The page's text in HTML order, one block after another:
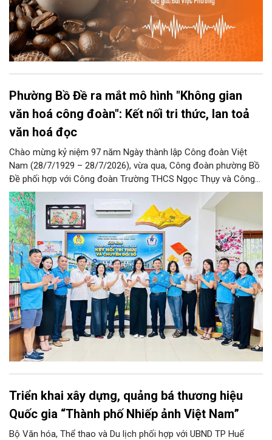
Phường Bồ Đề ra mắt mô hình "Không gian
văn hoá công đoàn": Kết nối tri thức, lan toả
văn hoá đọc
Chào mừng kỷ niệm 97 năm Ngày thành lập Công đoàn Việt
Nam (28/7/1929 – 28/7/2026), vừa qua, Công đoàn phường Bồ
Đề phối hợp với Công đoàn Trường THCS Ngọc Thụy và Công
đoàn Trường Tiểu học Ái Mộ B tổ chức Lễ ra mắt Mô hình
“Không gian văn hóa công đoàn”.
Triển khai xây dựng, quảng bá thương hiệu
Quốc gia “Thành phố Nhiếp ảnh Việt Nam”
Bộ Văn hóa, Thể thao và Du lịch phối hợp với UBND TP Huế